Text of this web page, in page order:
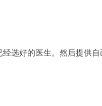
选好的医生。然后提供